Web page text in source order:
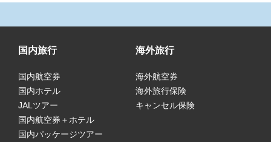
国内旅行
国内航空券
国内ホテル
JALツアー
国内航空券＋ホテル
国内パッケージツアー
海外旅行
海外航空券
海外旅行保険
キャンセル保険